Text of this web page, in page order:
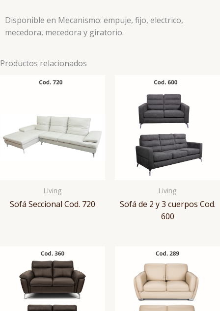
Disponible en Mecanismo: empuje, fijo, electrico,
mecedora, mecedora y giratorio.
Productos relacionados
Living
Sofá Seccional Cod. 720
Living
Sofá de 2 y 3 cuerpos Cod.
600